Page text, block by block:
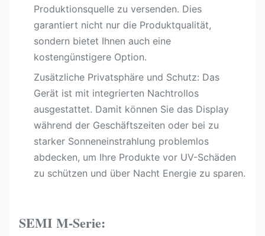
Produktionsquelle zu versenden. Dies
garantiert nicht nur die Produktqualität,
sondern bietet Ihnen auch eine
kostengünstigere Option.
Zusätzliche Privatsphäre und Schutz: Das
Gerät ist mit integrierten Nachtrollos
ausgestattet. Damit können Sie das Display
während der Geschäftszeiten oder bei zu
starker Sonneneinstrahlung problemlos
abdecken, um Ihre Produkte vor UV-Schäden
zu schützen und über Nacht Energie zu sparen.
SEMI M-Serie: